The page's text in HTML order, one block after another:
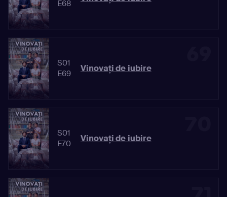
E68
S01
E69
Vinovaţi de iubire
S01
E70
Vinovaţi de iubire